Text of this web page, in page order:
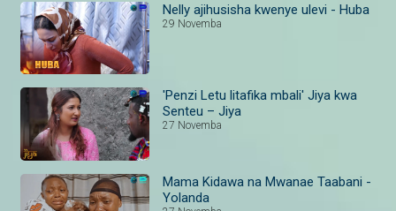
Nelly ajihusisha kwenye ulevi - Huba
29 Novemba
'Penzi Letu litafika mbali' Jiya kwa
Senteu – Jiya
27 Novemba
Mama Kidawa na Mwanae Taabani -
Yolanda